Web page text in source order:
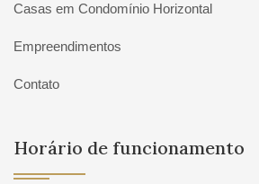
Casas em Condomínio Horizontal
Empreendimentos
Contato
Horário de funcionamento